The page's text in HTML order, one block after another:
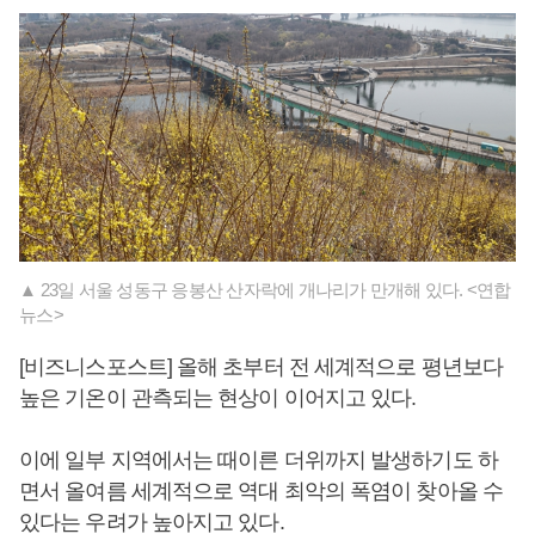
▲ 23일 서울 성동구 응봉산 산자락에 개나리가 만개해 있다. <연합
뉴스>
[비즈니스포스트] 올해 초부터 전 세계적으로 평년보다
높은 기온이 관측되는 현상이 이어지고 있다.
이에 일부 지역에서는 때이른 더위까지 발생하기도 하
면서 올여름 세계적으로 역대 최악의 폭염이 찾아올 수
있다는 우려가 높아지고 있다.